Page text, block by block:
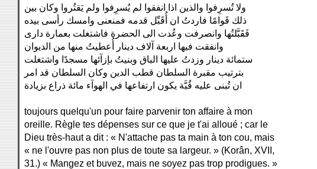
ولا تُسرِفوا والذين اذا انفقوا لم يُسرِفوا ولم يَقتُروا وكان بين
ذلك قَوامًا فاردتُ ان أُقَبِّل قدمه فمنعنى وامسك رأسى بيده
فَقَبَّلتُها وانصرفت وعُدت الى الحضرة فاشتغلت بعمارة دارى
وانفقت فيها اربعة آلاف دينار أُعطيتُ منها من الديوان
ستمائة دينار وزدتُ عليها الباق وبنيتُ بإزآئها مسجدًا واشتغلت
بترتيب مقبرة السلطان قطب الدين وكان السلطان قد امر
ان تُبنى عليه قُبَّة يكون ارتفاعها في الهوآء مائة ذراع بزيادة
toujours quelqu'un pour faire parvenir ton affaire à mon
oreille. Règle tes dépenses sur ce que je t'ai alloué ; car le
Dieu très-haut a dit : « N'attache pas ta main à ton cou, mais
« ne l'ouvre pas non plus de toute sa largeur. » (Korân, XVII,
31.) « Mangez et buvez, mais ne soyez pas trop prodigues. »